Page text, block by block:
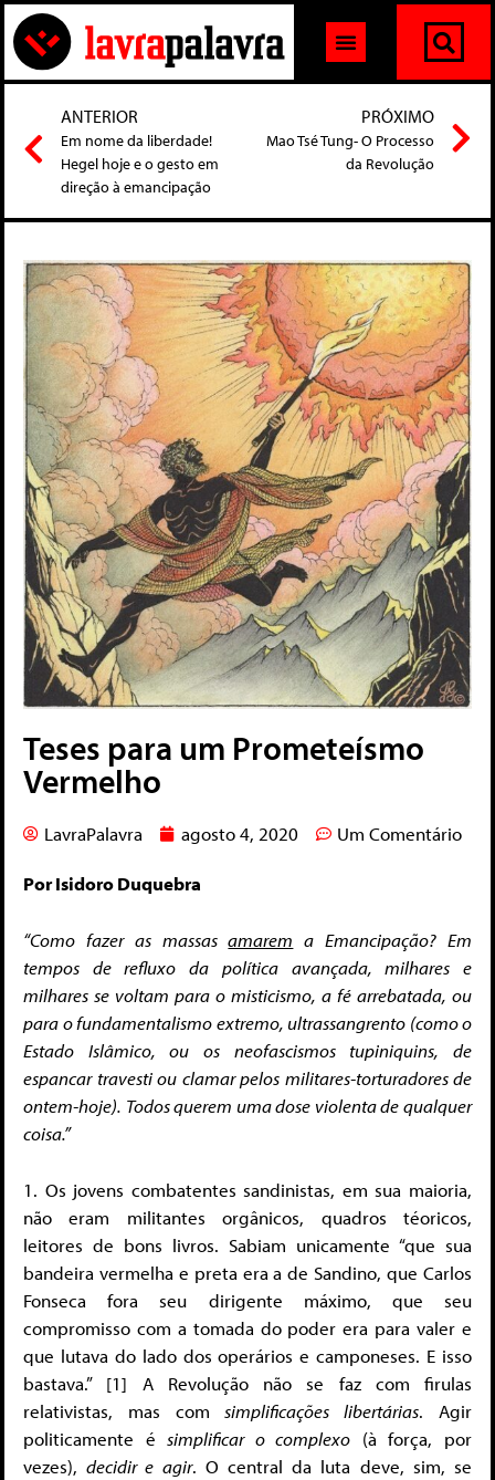
ANTERIOR
Em nome da liberdade!
Hegel hoje e o gesto em
direção à emancipação
PRÓXIMO
Mao Tsé Tung- O Processo
da Revolução
Teses para um Prometeísmo
Vermelho
LavraPalavra agosto 4, 2020 Um Comentário
Por Isidoro Duquebra
“Como fazer as massasamarem a Emancipação? Em
tempos de refluxo da política avançada, milhares e
milhares se voltam para o misticismo, a fé arrebatada, ou
para o fundamentalismo extremo, ultrassangrento (como o
Estado Islâmico, ou os neofascismos tupiniquins, de
espancar travesti ou clamar pelos militares-torturadores de
ontem-hoje). Todos querem uma dose violenta de qualquer
coisa.”
1. Os jovens combatentes sandinistas, em sua maioria,
não eram militantes orgânicos, quadros téoricos,
leitores de bons livros. Sabiam unicamente “que sua
bandeira vermelha e preta era a de Sandino, que Carlos
Fonseca fora seu dirigente máximo, que seu
compromisso com a tomada do poder era para valer e
que lutava do lado dos operários e camponeses. E isso
bastava.” [1] A Revolução não se faz com firulas
relativistas, mas comsimplificações libertárias. Agir
politicamente ésimplificar o complexo (à força, por
vezes),decidir e agir. O central da luta deve, sim, se